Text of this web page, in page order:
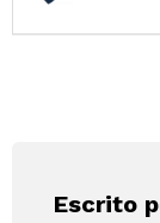
Escrito